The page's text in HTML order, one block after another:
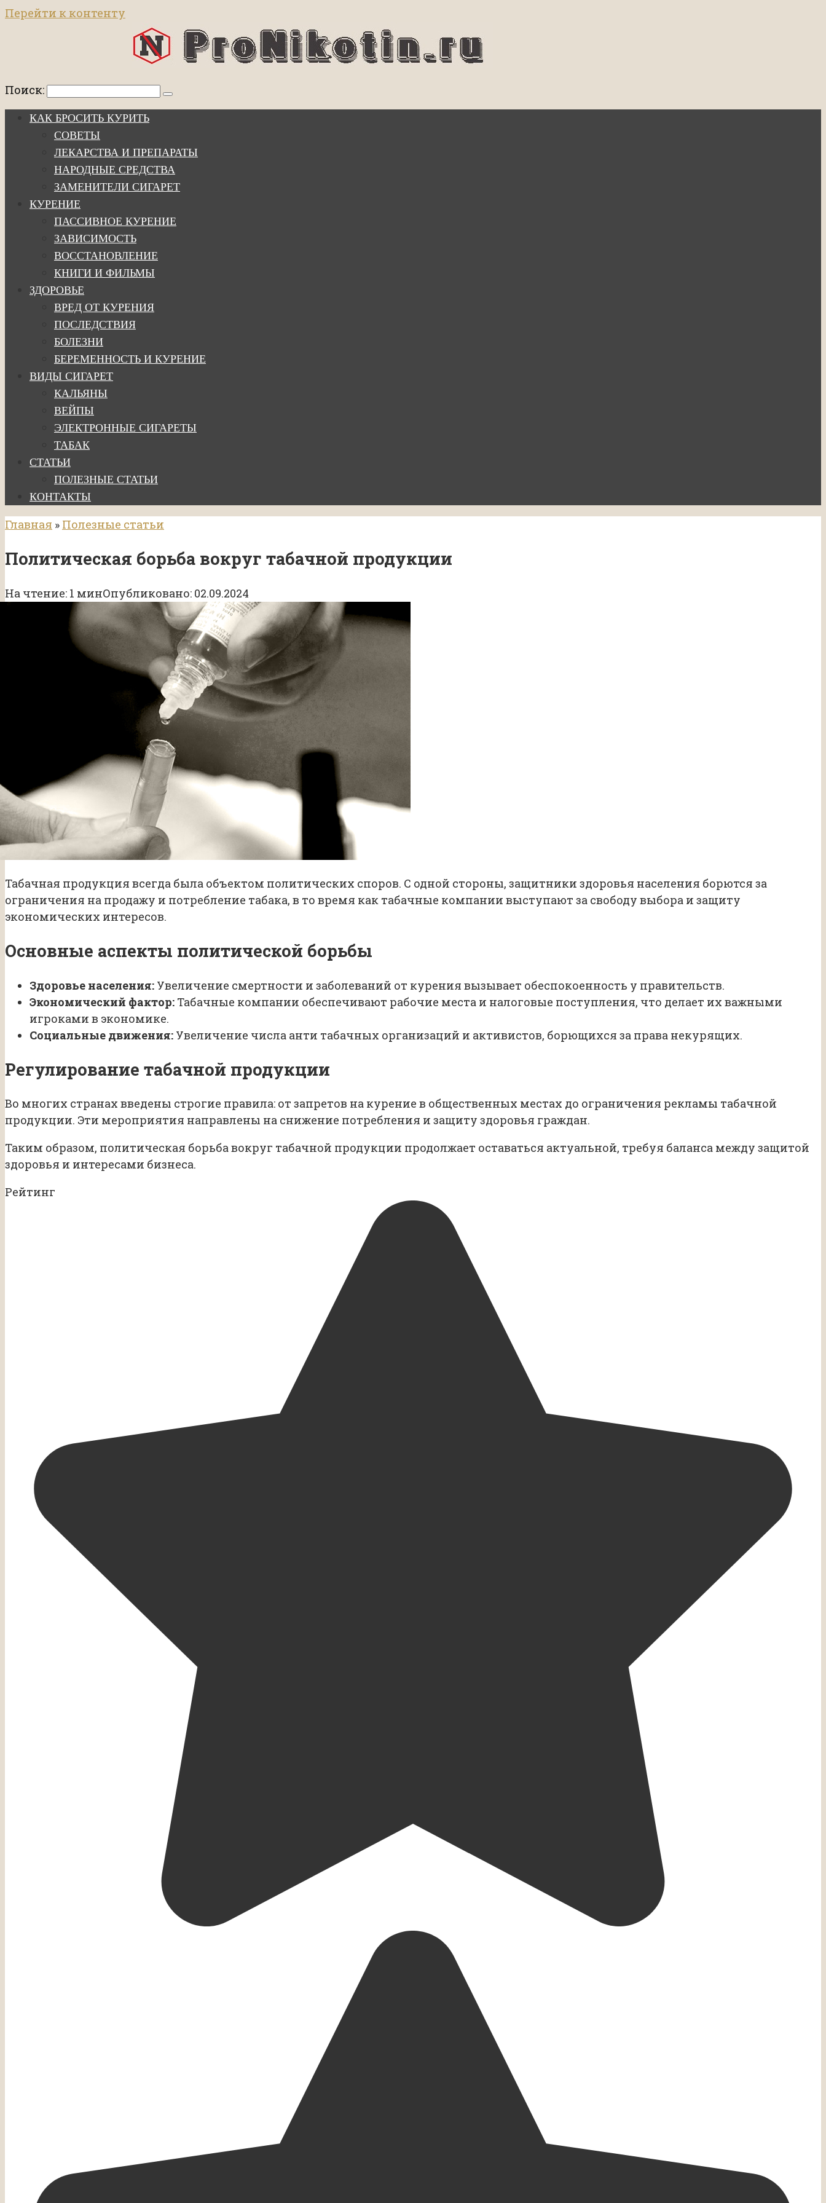
Перейти к контенту
Поиск:
КАК БРОСИТЬ КУРИТЬ
СОВЕТЫ
ЛЕКАРСТВА И ПРЕПАРАТЫ
НАРОДНЫЕ СРЕДСТВА
ЗАМЕНИТЕЛИ СИГАРЕТ
КУРЕНИЕ
ПАССИВНОЕ КУРЕНИЕ
ЗАВИСИМОСТЬ
ВОССТАНОВЛЕНИЕ
КНИГИ И ФИЛЬМЫ
ЗДОРОВЬЕ
ВРЕД ОТ КУРЕНИЯ
ПОСЛЕДСТВИЯ
БОЛЕЗНИ
БЕРЕМЕННОСТЬ И КУРЕНИЕ
ВИДЫ СИГАРЕТ
КАЛЬЯНЫ
ВЕЙПЫ
ЭЛЕКТРОННЫЕ СИГАРЕТЫ
ТАБАК
СТАТЬИ
ПОЛЕЗНЫЕ СТАТЬИ
КОНТАКТЫ
Главная » Полезные статьи
Политическая борьба вокруг табачной продукции
На чтение: 1 минОпубликовано: 02.09.2024
Табачная продукция всегда была объектом политических споров. С одной стороны, защитники здоровья населения борются за
ограничения на продажу и потребление табака, в то время как табачные компании выступают за свободу выбора и защиту
экономических интересов.
Основные аспекты политической борьбы
Здоровье населения: Увеличение смертности и заболеваний от курения вызывает обеспокоенность у правительств.
Экономический фактор: Табачные компании обеспечивают рабочие места и налоговые поступления, что делает их важными
игроками в экономике.
Социальные движения: Увеличение числа анти табачных организаций и активистов, борющихся за права некурящих.
Регулирование табачной продукции
Во многих странах введены строгие правила: от запретов на курение в общественных местах до ограничения рекламы табачной
продукции. Эти мероприятия направлены на снижение потребления и защиту здоровья граждан.
Таким образом, политическая борьба вокруг табачной продукции продолжает оставаться актуальной, требуя баланса между защитой
здоровья и интересами бизнеса.
Рейтинг